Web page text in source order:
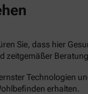
Sie, dass hier
zeitgemäßer Beratung.
Technologien
erhalten.